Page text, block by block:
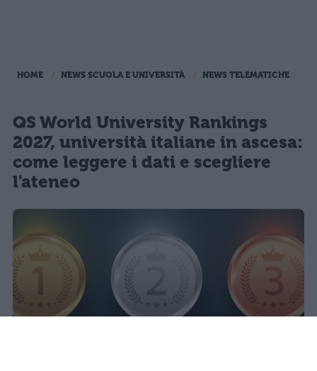
HOME NEWS SCUOLA E UNIVERSITÀ NEWS TELEMATICHE
QS World University Rankings
2027, università italiane in ascesa:
come leggere i dati e scegliere
l'ateneo